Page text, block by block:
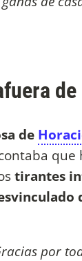
de
que
tirantes
por